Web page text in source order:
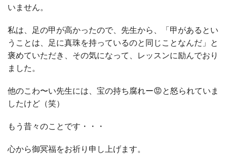
いません。
私は、足の甲が高かったので、先生から、「甲があるとい
うことは、足に真珠を持っているのと同じことなんだ」と
褒めていただき、その気になって、レッスンに励んでおり
ました。
他のこわ〜い先生には、宝の持ち腐れー😡と怒られていま
したけど（笑）
もう昔々のことです・・・
心から御冥福をお祈り申し上げます。